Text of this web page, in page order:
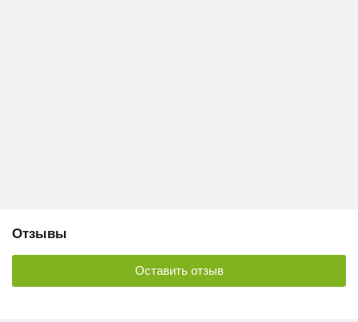
Отзывы
Оставить отзыв